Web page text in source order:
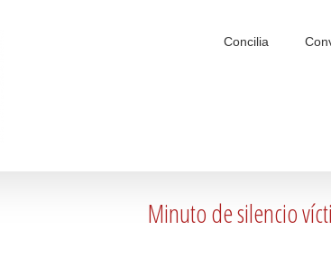
Concilia
Minuto de silencio